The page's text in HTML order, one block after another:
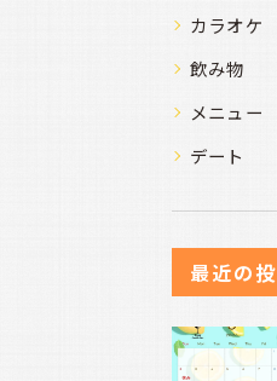
カラオケ
飲み物
メニュー
デート
最近の